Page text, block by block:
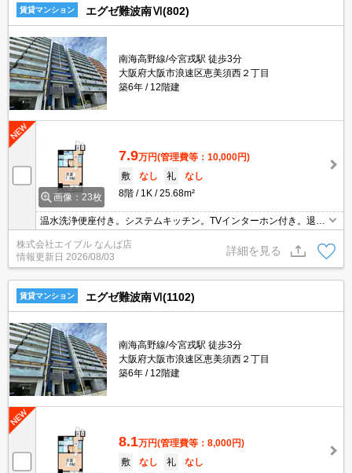
賃貸マンション エグゼ難波南Ⅵ(802)
南海高野線/今宮戎駅 徒歩3分
大阪府大阪市浪速区恵美須西２丁目
築6年
12階建
画像：23枚
7.9万円(管理費等：10,000円)
敷
なし 礼
なし
8階
1K 25.68m²
温水洗浄便座付き。システムキッチン。TVインターホン付き。退去
株式会社エイブル なんば店
情報更新日 2026/08/03
詳細を見る
賃貸マンション エグゼ難波南Ⅵ(1102)
南海高野線/今宮戎駅 徒歩3分
大阪府大阪市浪速区恵美須西２丁目
築6年
12階建
8.1万円(管理費等：8,000円)
敷
なし 礼
なし